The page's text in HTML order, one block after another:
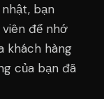
bạn
viên để nhớ
khách hàng
của bạn đã